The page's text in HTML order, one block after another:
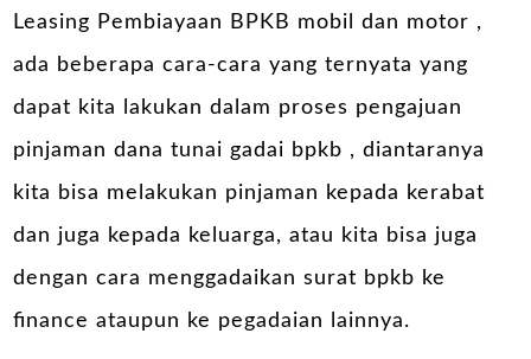
Leasing Pembiayaan BPKB mobil dan motor ,
ada beberapa cara-cara yang ternyata yang
dapat kita lakukan dalam proses pengajuan
pinjaman dana tunai gadai bpkb , diantaranya
kita bisa melakukan pinjaman kepada kerabat
dan juga kepada keluarga, atau kita bisa juga
dengan cara menggadaikan surat bpkb ke
finance ataupun ke pegadaian lainnya.